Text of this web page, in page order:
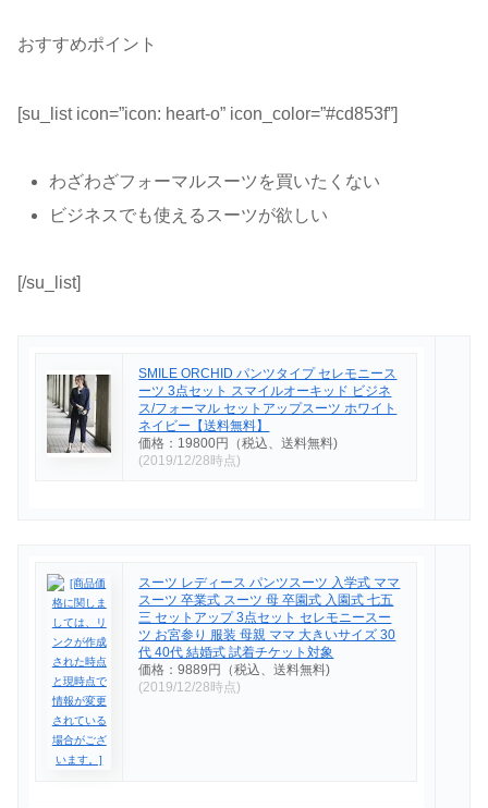
おすすめポイント
[su_list icon=”icon: heart-o” icon_color=”#cd853f”]
わざわざフォーマルスーツを買いたくない
ビジネスでも使えるスーツが欲しい
[/su_list]
SMILE ORCHID パンツタイプ セレモニース
ーツ 3点セット スマイルオーキッド ビジネ
ス/フォーマル セットアップスーツ ホワイト
ネイビー【送料無料】
価格：19800円（税込、送料無料)
(2019/12/28時点)
スーツ レディース パンツスーツ 入学式 ママ
スーツ 卒業式 スーツ 母 卒園式 入園式 七五
三 セットアップ 3点セット セレモニースー
ツ お宮参り 服装 母親 ママ 大きいサイズ 30
代 40代 結婚式 試着チケット対象
価格：9889円（税込、送料無料)
(2019/12/28時点)